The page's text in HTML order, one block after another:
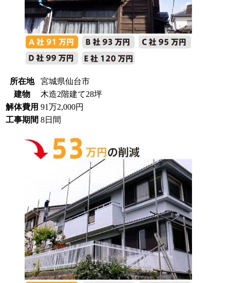
所在地
宮城県仙台市
建物
木造2階建て28坪
解体費用 91万2,000円
工事期間 8日間